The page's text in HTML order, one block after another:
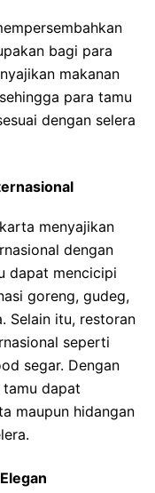
bagi para
makanan
para tamu
dengan selera
menyajikan
dengan
dapat mencicipi
goreng, gudeg,
Selain itu, restoran
seperti
segar. Dengan
tamu dapat
maupun hidangan